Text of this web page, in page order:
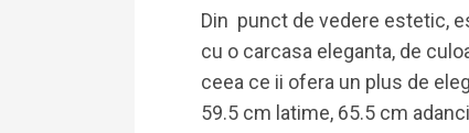
Din punct de vedere estetic,
cu o carcasa eleganta, de
ceea ce ii ofera un plus de
59.5 cm latime, 65.5 cm